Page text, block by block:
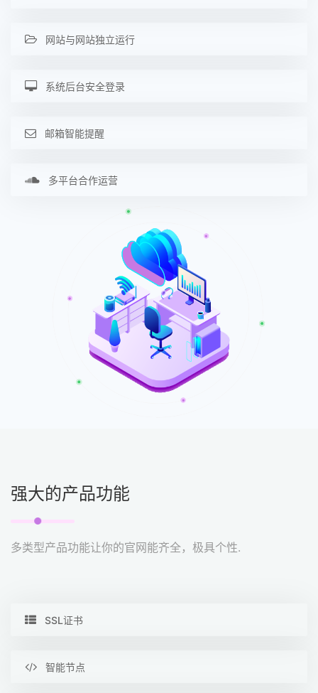
网站与网站独立运行
系统后台安全登录
邮箱智能提醒
多平台合作运营
强大的产品功能
多类型产品功能让你的官网能齐全，极具个性.
SSL证书
智能节点